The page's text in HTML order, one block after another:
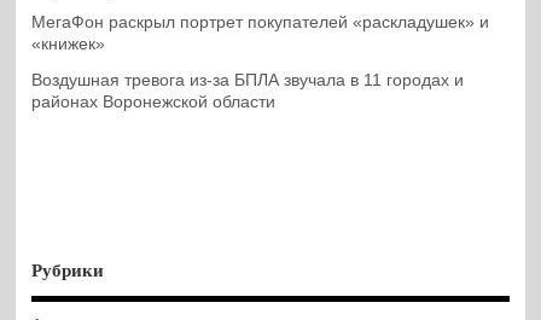
МегаФон раскрыл портрет покупателей «раскладушек» и
«книжек»
Воздушная тревога из-за БПЛА звучала в 11 городах и
районах Воронежской области
Рубрики